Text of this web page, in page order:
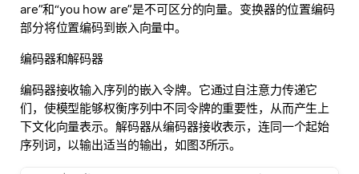
are”和“you how are”是不可区分的向量。变换器的位置编码
部分将位置编码到嵌入向量中。
编码器和解码器
编码器接收输入序列的嵌入令牌。它通过自注意力传递它
们，使模型能够权衡序列中不同令牌的重要性，从而产生上
下文化向量表示。解码器从编码器接收表示，连同一个起始
序列词，以输出适当的输出，如图3所示。